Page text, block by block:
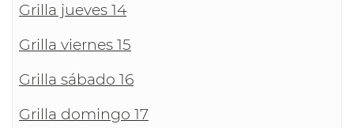
Grilla jueves 14
Grilla viernes 15
Grilla sábado 16
Grilla domingo 17